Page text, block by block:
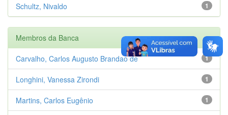
1
Schultz, Nivaldo
Membros da Banca
1
Carvalho, Carlos Augusto Brandao de
1
Longhini, Vanessa Zirondi
1
Martins, Carlos Eugênio